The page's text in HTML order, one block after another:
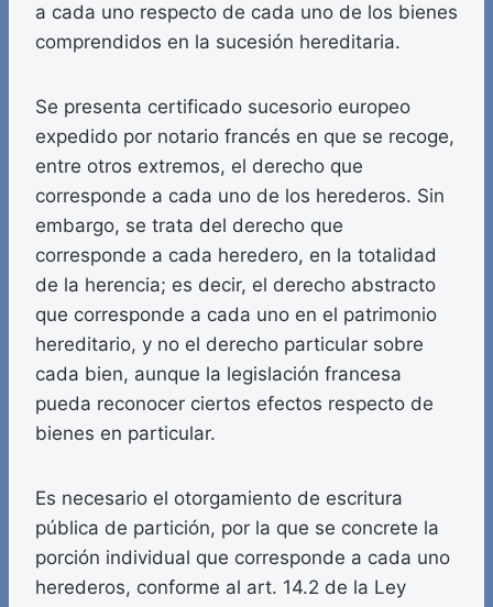
a cada uno respecto de cada uno de los bienes
comprendidos en la sucesión hereditaria.
Se presenta certificado sucesorio europeo
expedido por notario francés en que se recoge,
entre otros extremos, el derecho que
corresponde a cada uno de los herederos. Sin
embargo, se trata del derecho que
corresponde a cada heredero, en la totalidad
de la herencia; es decir, el derecho abstracto
que corresponde a cada uno en el patrimonio
hereditario, y no el derecho particular sobre
cada bien, aunque la legislación francesa
pueda reconocer ciertos efectos respecto de
bienes en particular.
Es necesario el otorgamiento de escritura
pública de partición, por la que se concrete la
porción individual que corresponde a cada uno
herederos, conforme al art. 14.2 de la Ley